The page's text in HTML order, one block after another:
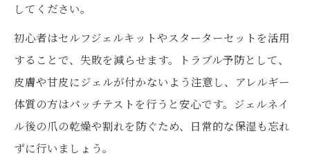
してください。
初心者はセルフジェルキットやスターターセットを活用
することで、失敗を減らせます。トラブル予防として、
皮膚や甘皮にジェルが付かないよう注意し、アレルギー
体質の方はパッチテストを行うと安心です。ジェルネイ
ル後の爪の乾燥や割れを防ぐため、日常的な保湿も忘れ
ずに行いましょう。